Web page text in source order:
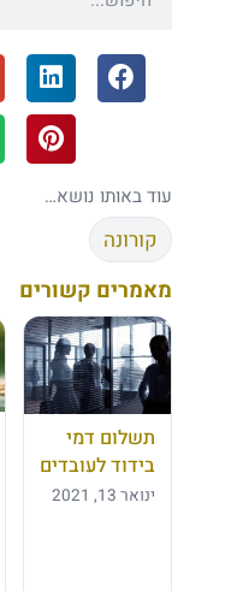
עוד באותו נושא…
קורונה
מאמרים קשורים
תשלום דמי
בידוד לעובדים
ינואר 13, 2021